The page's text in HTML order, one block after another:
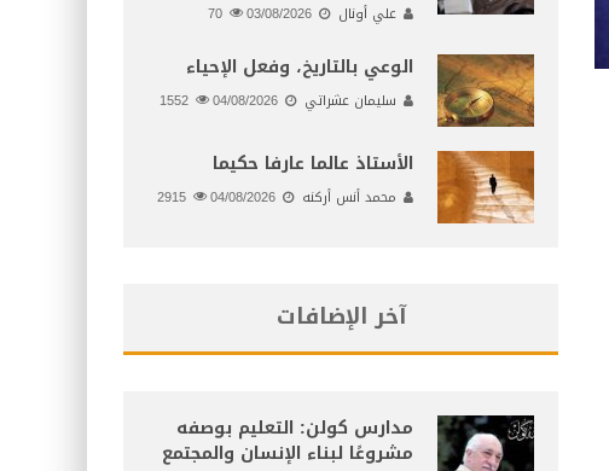
علي أونال 03/08/2026
الوعي بالتاريخ، وفعل الإحياء
سليمان عشراتي 04/08/2026
الأستاذ عالما عارفا حكيما
محمد أنس أركنه 04/08/2026
آخر الإضافات
مدارس كولن: التعليم بوصفه
مشروعًا لبناء الإنسان والمجتمع